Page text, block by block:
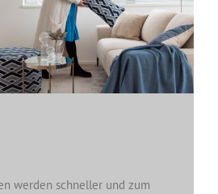
werden schneller und zum